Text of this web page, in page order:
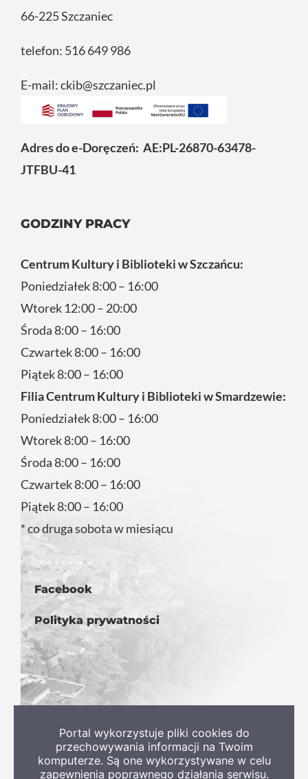
66-225 Szczaniec
telefon: 516 649 986
E-mail: ckib@szczaniec.pl
Adres do e-Doręczeń: AE:PL-26870-63478-
JTFBU-41
GODZINY PRACY
Centrum Kultury i Biblioteki w Szczańcu:
Poniedziałek 8:00 – 16:00
Wtorek 12:00 – 20:00
Środa 8:00 – 16:00
Czwartek 8:00 – 16:00
Piątek 8:00 – 16:00
Filia Centrum Kultury i Biblioteki w Smardzewie:
Poniedziałek 8:00 – 16:00
Wtorek 8:00 – 16:00
Środa 8:00 – 16:00
Czwartek 8:00 – 16:00
Piątek 8:00 – 16:00
* co druga sobota w miesiącu
Facebook
Polityka prywatności
Portal wykorzystuje pliki cookies do
przechowywania informacji na Twoim
komputerze. Są one wykorzystywane w celu
zapewnienia poprawnego działania serwisu.